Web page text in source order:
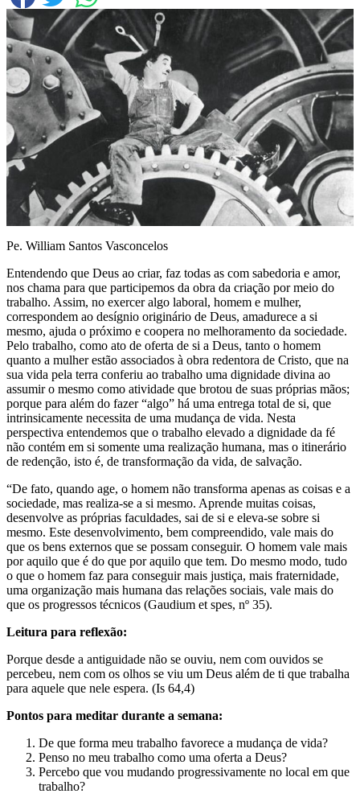
Pe. William Santos Vasconcelos
Entendendo que Deus ao criar, faz todas as com sabedoria e amor,
nos chama para que participemos da obra da criação por meio do
trabalho. Assim, no exercer algo laboral, homem e mulher,
correspondem ao desígnio originário de Deus, amadurece a si
mesmo, ajuda o próximo e coopera no melhoramento da sociedade.
Pelo trabalho, como ato de oferta de si a Deus, tanto o homem
quanto a mulher estão associados à obra redentora de Cristo, que na
sua vida pela terra conferiu ao trabalho uma dignidade divina ao
assumir o mesmo como atividade que brotou de suas próprias mãos;
porque para além do fazer “algo” há uma entrega total de si, que
intrinsicamente necessita de uma mudança de vida. Nesta
perspectiva entendemos que o trabalho elevado a dignidade da fé
não contém em si somente uma realização humana, mas o itinerário
de redenção, isto é, de transformação da vida, de salvação.
“De fato, quando age, o homem não transforma apenas as coisas e a
sociedade, mas realiza-se a si mesmo. Aprende muitas coisas,
desenvolve as próprias faculdades, sai de si e eleva-se sobre si
mesmo. Este desenvolvimento, bem compreendido, vale mais do
que os bens externos que se possam conseguir. O homem vale mais
por aquilo que é do que por aquilo que tem. Do mesmo modo, tudo
o que o homem faz para conseguir mais justiça, mais fraternidade,
uma organização mais humana das relações sociais, vale mais do
que os progressos técnicos (Gaudium et spes, nº 35).
Leitura para reflexão:
Porque desde a antiguidade não se ouviu, nem com ouvidos se
percebeu, nem com os olhos se viu um Deus além de ti que trabalha
para aquele que nele espera. (Is 64,4)
Pontos para meditar durante a semana:
De que forma meu trabalho favorece a mudança de vida?
Penso no meu trabalho como uma oferta a Deus?
Percebo que vou mudando progressivamente no local em que
trabalho?